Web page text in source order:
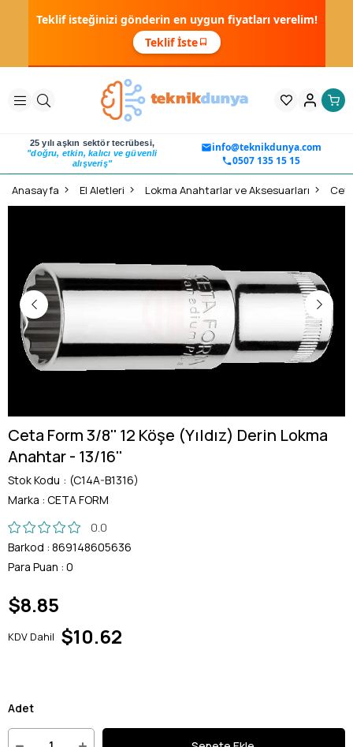
Teklif isteğinizi gönderin en uygun fiyatları verelim!
Teklif İste
25 yılı aşkın sektör tecrübesi,
"doğru, etkin, kalıcı ve güvenli
alışveriş"
info@teknikdunya.com
0507 135 15 15
Anasayfa El Aletleri Lokma Anahtarlar ve Aksesuarları
Ceta Form 3/8'' 12 Köşe (Yıldız) Derin Lokma
Anahtar - 13/16''
Stok Kodu
(C14A-B1316)
Marka : CETA FORM
0.0
Barkod : 869148605636
Para Puan : 0
$8.85
KDV Dahil $10.62
Adet